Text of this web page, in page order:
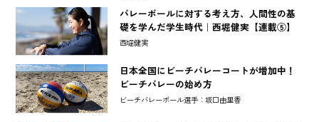
バレーボールに対する考え方、人間性の基
礎を学んだ学生時代｜西堀健実【連載⑤】
西堀健実
日本全国にビーチバレーコートが増加中！
ビーチバレーの始め方
ビーチバレーボール選手：坂口由里香